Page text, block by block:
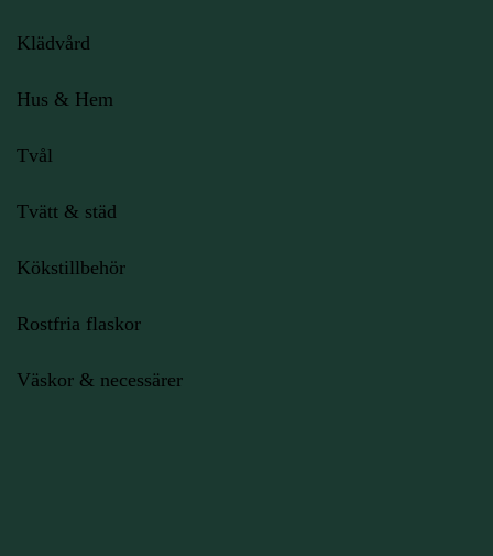
Klädvård
Hus & Hem
Tvål
Tvätt & städ
Kökstillbehör
Rostfria flaskor
Väskor & necessärer